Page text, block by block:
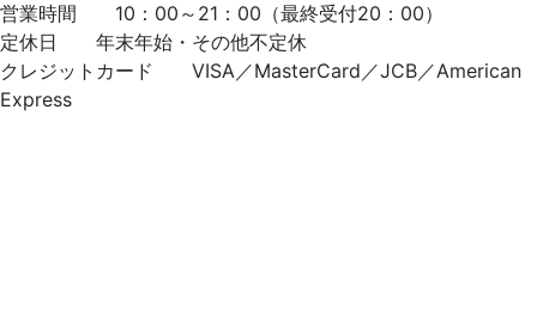
営業時間 10：00～21：00（最終受付20：00）
定休日 年末年始・その他不定休
クレジットカード VISA／MasterCard／JCB／American
Express